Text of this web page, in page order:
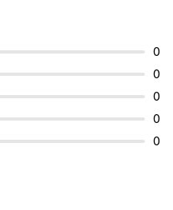
0
0
0
0
0